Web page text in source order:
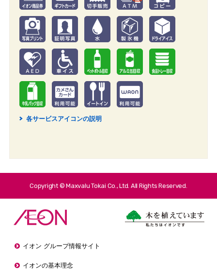
2 各サービスアイコンの説明
Copyright © Maxvalu Tokai Co., Ltd. All Rights Reserved.
イオン グループ情報サイト
イオンの基本理念